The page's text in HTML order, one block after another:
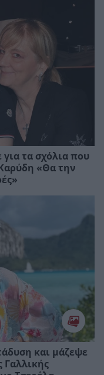
τα σχόλια που
«Θα την
και μάζεψε
Γαλλικής